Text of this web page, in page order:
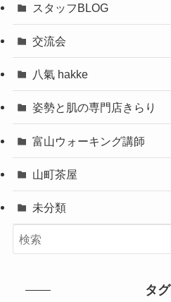
スタッフBLOG
交流会
八氣 hakke
姿勢と肌の専門店きらり
富山ウォーキング講師
山町茶屋
未分類
タグ